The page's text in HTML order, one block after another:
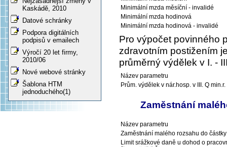
Kaskádě, 2010
Datové schránky
Podpora digitálních
podpisů v emailech
Výročí 20 let firmy,
2010/06
Nové webové stránky
Šablona HTM
jednoduchého(1)
Minimální mzda měsíční - invalidé
Minimální mzda hodinová
Minimální mzda hodinová - invalidé
Pro výpočet povinného
zdravotním postižením
průměrný výdělek v I. -
Název parametru
Prům. výdělek v nár.hosp. v III. Q min.r.
Zaměstnání
Název parametru
Zaměstnání malého rozsahu do částky
Limit srážkové daně u dohod o